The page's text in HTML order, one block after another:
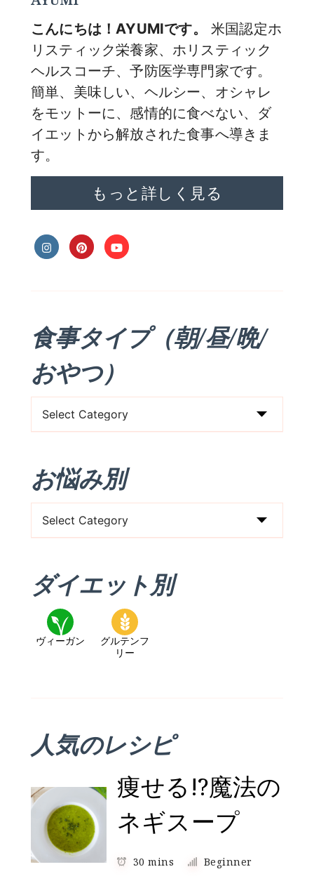
こんにちは！AYUMIです。
米国認定ホ
リスティック栄養家、ホリスティック
ヘルスコーチ、予防医学専門家です。
簡単、美味しい、ヘルシー、オシャレ
をモットーに、感情的に食べない、ダ
イエットから解放された食事へ導きま
す。
もっと詳しく見る
食事タイプ（朝/昼/晩/
おやつ）
事
イ
プ
（朝/
お
つ）
お悩み別
悩
別
ダイエット別
ヴィーガン
グルテンフ
リー
人気のレシピ
痩せる!?魔法の
ネギスープ
30 mins Beginner